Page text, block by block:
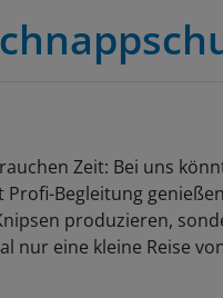
Zeit: Bei uns
Profi-Begleitung
produzieren,
nur eine kleine Reise